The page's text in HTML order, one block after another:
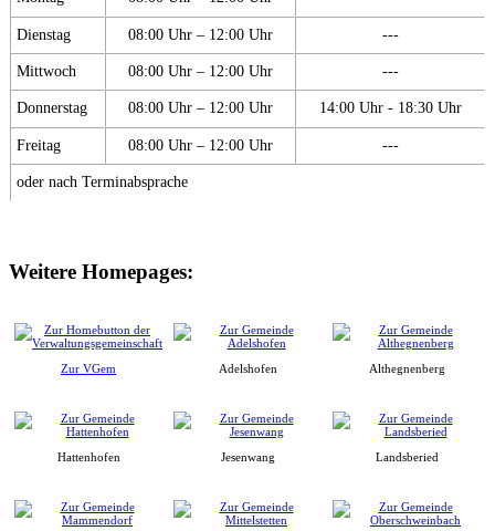
Dienstag 08:00 Uhr – 12:00 Uhr ---
Mittwoch 08:00 Uhr – 12:00 Uhr ---
Donnerstag 08:00 Uhr – 12:00 Uhr 14:00 Uhr - 18:30 Uhr
Freitag 08:00 Uhr – 12:00 Uhr ---
oder nach Terminabsprache
Weitere Homepages:
Zur VGem Adelshofen Althegnenberg
Hattenhofen Jesenwang Landsberied